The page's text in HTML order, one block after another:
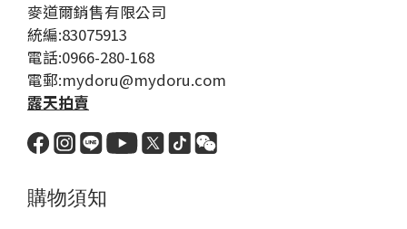
麥道爾銷售有限公司
統編:83075913
電話:0966-280-168
電郵:mydoru@mydoru.com
露天拍賣
購物須知